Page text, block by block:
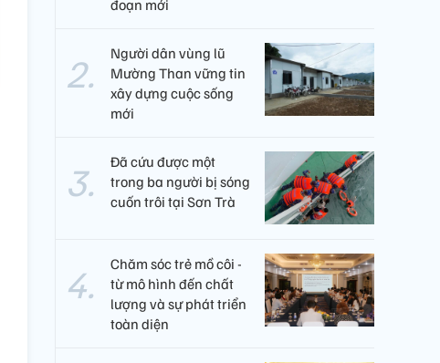
đoạn mới
Người dân vùng lũ
Mường Than vững tin
xây dựng cuộc sống
mới
Đã cứu được một
trong ba người bị sóng
cuốn trôi tại Sơn Trà
Chăm sóc trẻ mồ côi -
từ mô hình đến chất
lượng và sự phát triển
toàn diện